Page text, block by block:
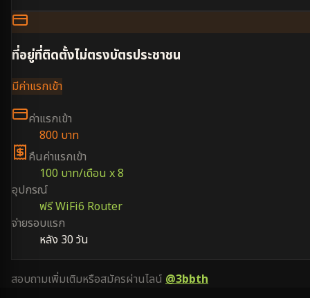
ที่อยู่ที่ติดตั้งไม่ตรงบัตรประชาชน
มีค่าแรกเข้า
ค่าแรกเข้า
800 บาท
คืนค่าแรกเข้า
100 บาท/เดือน x 8
อุปกรณ์
ฟรี WiFi6 Router
จ่ายรอบแรก
หลัง 30 วัน
สอบถามเพิ่มเติมหรือสมัครผ่านไลน์ @3bbth